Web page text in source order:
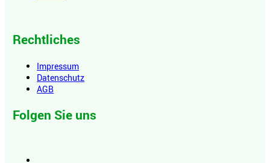
Rechtliches
Impressum
Datenschutz
AGB
Folgen Sie uns